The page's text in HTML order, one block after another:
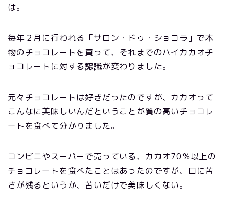
は。
毎年２月に行われる「サロン・ドゥ・ショコラ」で本
物のチョコレートを買って、それまでのハイカカオチ
ョコレートに対する認識が変わりました。
元々チョコレートは好きだったのですが、カカオって
こんなに美味しいんだということが質の高いチョコレ
ートを食べて分かりました。
コンビニやスーパーで売っている、カカオ70％以上の
チョコレートを食べたことはあったのですが、口に苦
さが残るというか、苦いだけで美味しくない。